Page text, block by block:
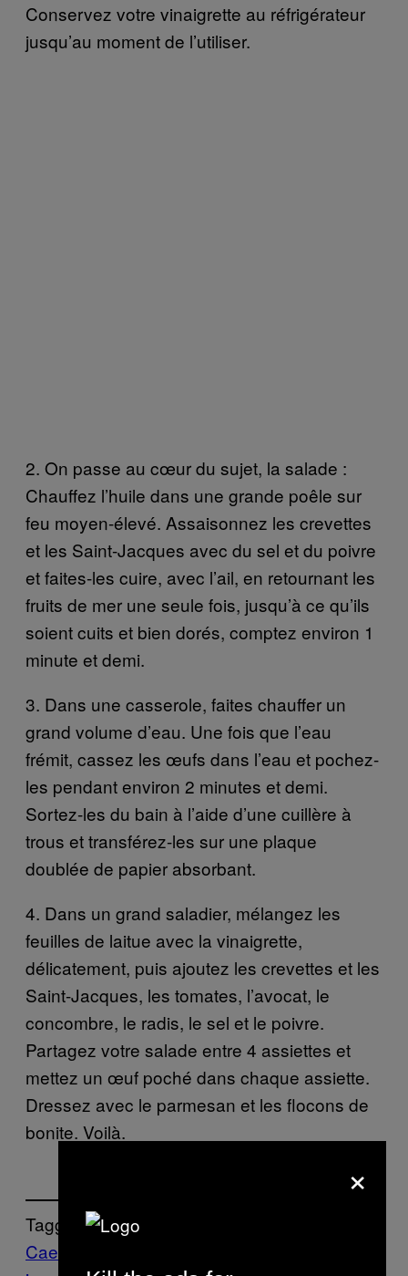
Conservez votre vinaigrette au réfrigérateur
jusqu’au moment de l’utiliser.
2. On passe au cœur du sujet, la salade :
Chauffez l’huile dans une grande poêle sur
feu moyen-élevé. Assaisonnez les crevettes
et les Saint-Jacques avec du sel et du poivre
et faites-les cuire, avec l’ail, en retournant les
fruits de mer une seule fois, jusqu’à ce qu’ils
soient cuits et bien dorés, comptez environ 1
minute et demi.
3. Dans une casserole, faites chauffer un
grand volume d’eau. Une fois que l’eau
frémit, cassez les œufs dans l’eau et pochez-
les pendant environ 2 minutes et demi.
Sortez-les du bain à l’aide d’une cuillère à
trous et transférez-les sur une plaque
doublée de papier absorbant.
4. Dans un grand saladier, mélangez les
feuilles de laitue avec la vinaigrette,
délicatement, puis ajoutez les crevettes et les
Saint-Jacques, les tomates, l’avocat, le
concombre, le radis, le sel et le poivre.
Partagez votre salade entre 4 assiettes et
mettez un œuf poché dans chaque assiette.
Dressez avec le parmesan et les flocons de
bonite. Voilà.
Tagged:
Caesar salade
×